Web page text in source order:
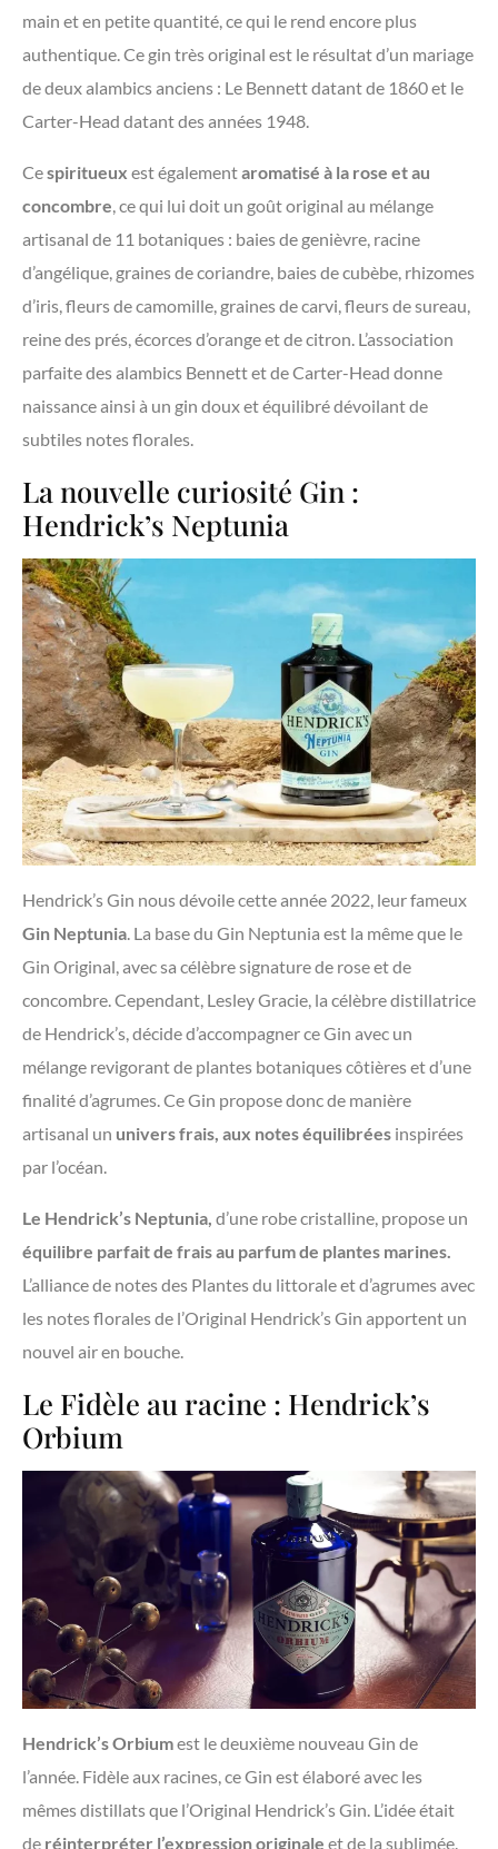
main et en petite quantité, ce qui le rend encore plus
authentique. Ce gin très original est le résultat d’un mariage
de deux alambics anciens : Le Bennett datant de 1860 et le
Carter-Head datant des années 1948.
Cespiritueux est égalementaromatisé à la rose et au
concombre , ce qui lui doit un goût original au mélange
artisanal de 11 botaniques : baies de genièvre, racine
d’angélique, graines de coriandre, baies de cubèbe, rhizomes
d’iris, fleurs de camomille, graines de carvi, fleurs de sureau,
reine des prés, écorces d’orange et de citron. L’association
parfaite des alambics Bennett et de Carter-Head donne
naissance ainsi à un gin doux et équilibré dévoilant de
subtiles notes florales.
La nouvelle curiosité Gin :
Hendrick’s Neptunia
Hendrick’s Gin nous dévoile cette année 2022, leur fameux
Gin Neptunia . La base du Gin Neptunia est la même que le
Gin Original, avec sa célèbre signature de rose et de
concombre. Cependant, Lesley Gracie, la célèbre distillatrice
de Hendrick’s, décide d’accompagner ce Gin avec un
mélange revigorant de plantes botaniques côtières et d’une
finalité d’agrumes. Ce Gin propose donc de manière
artisanal un univers frais, aux notes équilibrées inspirées
par l’océan.
Le Hendrick’s Neptunia, d’une robe cristalline, propose un
équilibre parfait de frais au parfum de plantes marines.
L’alliance de notes des Plantes du littorale et d’agrumes avec
les notes florales de l’Original Hendrick’s Gin apportent un
nouvel air en bouche.
Le Fidèle au racine : Hendrick’s
Orbium
Hendrick’s Orbiumest le deuxième nouveau Gin de
l’année. Fidèle aux racines, ce Gin est élaboré avec les
mêmes distillats que l’Original Hendrick’s Gin. L’idée était
de réinterpréter l’expression originale et de la sublimée.